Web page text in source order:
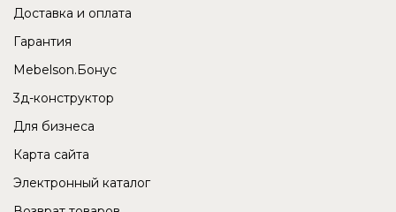
Доставка и оплата
Гарантия
Mebelson.Бонус
3д-конструктор
Для бизнеса
Карта сайта
Электронный каталог